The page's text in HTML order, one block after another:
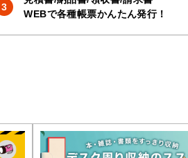
WEBで各種帳票かんたん発行！